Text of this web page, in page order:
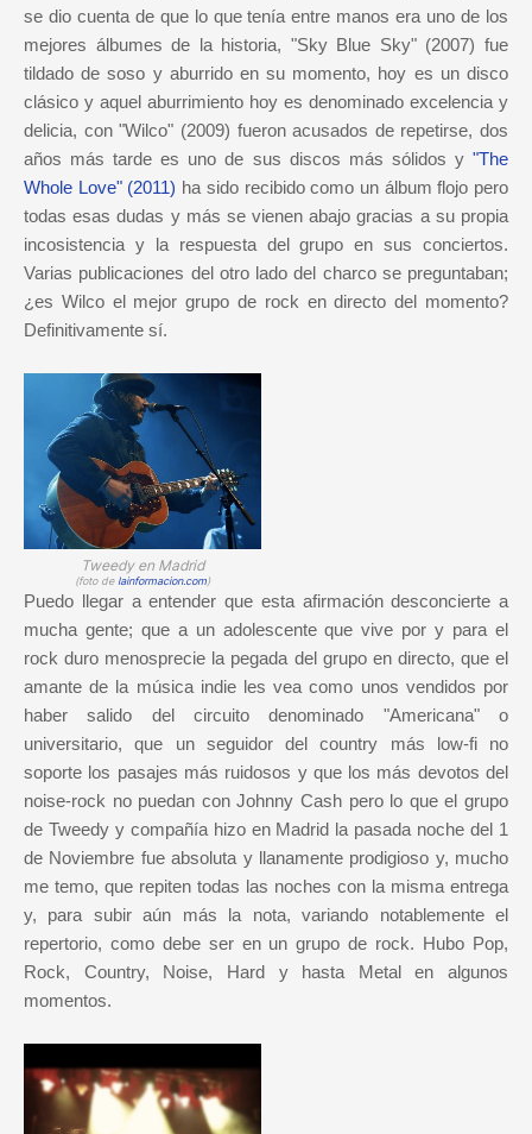
se dio cuenta de que lo que tenía entre manos era uno de los
mejores álbumes de la historia, "Sky Blue Sky" (2007) fue
tildado de soso y aburrido en su momento, hoy es un disco
clásico y aquel aburrimiento hoy es denominado excelencia y
delicia, con "Wilco" (2009) fueron acusados de repetirse, dos
años más tarde es uno de sus discos más sólidos y"The
Whole Love" (2011) ha sido recibido como un álbum flojo pero
todas esas dudas y más se vienen abajo gracias a su propia
incosistencia y la respuesta del grupo en sus conciertos.
Varias publicaciones del otro lado del charco se preguntaban;
¿es Wilco el mejor grupo de rock en directo del momento?
Definitivamente sí.
Tweedy en Madrid
(foto de lainformacion.com)
Puedo llegar a entender que esta afirmación desconcierte a
mucha gente; que a un adolescente que vive por y para el
rock duro menosprecie la pegada del grupo en directo, que el
amante de la música indie les vea como unos vendidos por
haber salido del circuito denominado "Americana" o
universitario, que un seguidor del country más low-fi no
soporte los pasajes más ruidosos y que los más devotos del
noise-rock no puedan con Johnny Cash pero lo que el grupo
de Tweedy y compañía hizo en Madrid la pasada noche del 1
de Noviembre fue absoluta y llanamente prodigioso y, mucho
me temo, que repiten todas las noches con la misma entrega
y, para subir aún más la nota, variando notablemente el
repertorio, como debe ser en un grupo de rock. Hubo Pop,
Rock, Country, Noise, Hard y hasta Metal en algunos
momentos.